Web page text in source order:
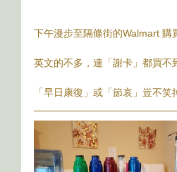
下午漫步至隔條街的Walmart
英文的不多，連「謝卡」都買
「早日康復」或「節哀」豈不笑